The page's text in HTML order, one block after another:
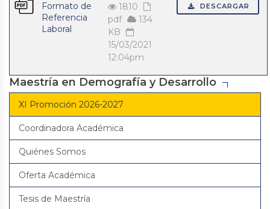
Formato de
Referencia
Laboral
1810
pdf
134
KB
15/03/2021
12:04pm
DESCARGAR
Maestría en Demografía y Desarrollo
XI Promoción 2026-2027
Coordinadora Académica
Quiénes Somos
Oferta Académica
Tesis de Maestría